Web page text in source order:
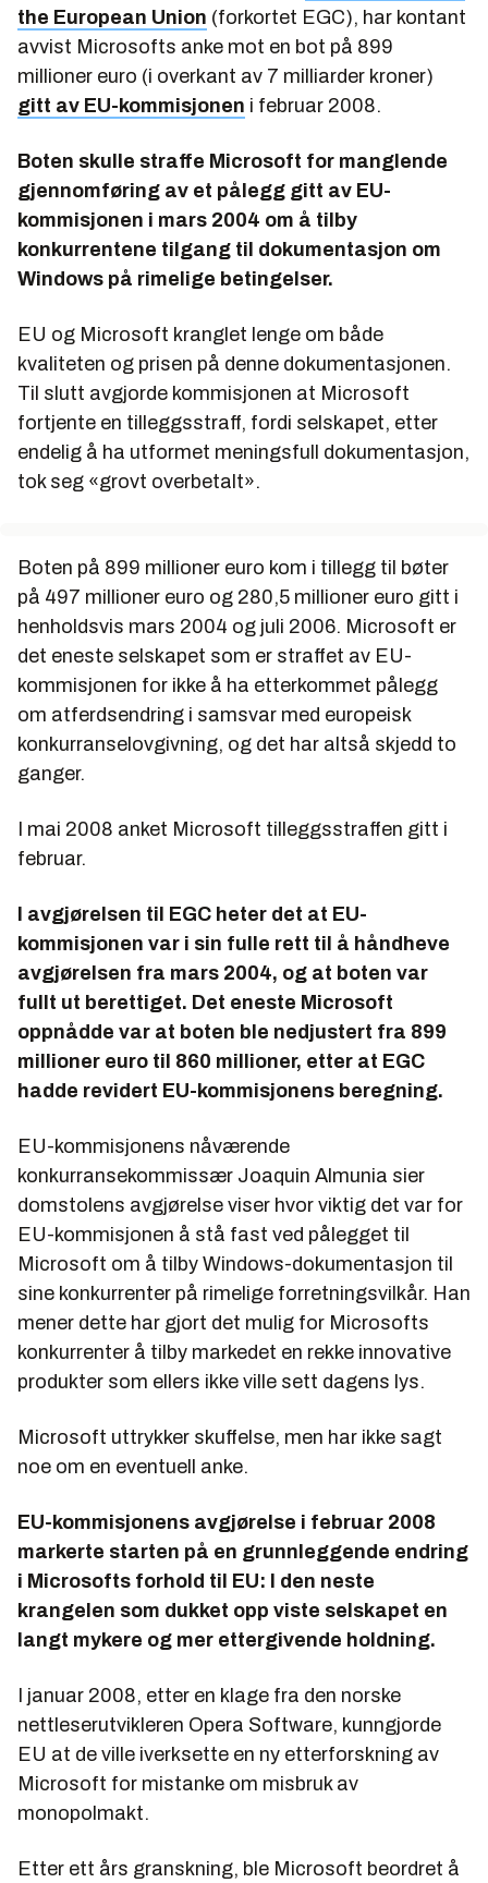
the European Union (forkortet EGC), har kontant
avvist Microsofts anke mot en bot på 899
millioner euro (i overkant av 7 milliarder kroner)
gitt av EU-kommisjonen i februar 2008.
Boten skulle straffe Microsoft for manglende
gjennomføring av et pålegg gitt av EU-
kommisjonen i mars 2004 om å tilby
konkurrentene tilgang til dokumentasjon om
Windows på rimelige betingelser.
EU og Microsoft kranglet lenge om både
kvaliteten og prisen på denne dokumentasjonen.
Til slutt avgjorde kommisjonen at Microsoft
fortjente en tilleggsstraff, fordi selskapet, etter
endelig å ha utformet meningsfull dokumentasjon,
tok seg «grovt overbetalt».
Boten på 899 millioner euro kom i tillegg til bøter
på 497 millioner euro og 280,5 millioner euro gitt i
henholdsvis mars 2004 og juli 2006. Microsoft er
det eneste selskapet som er straffet av EU-
kommisjonen for ikke å ha etterkommet pålegg
om atferdsendring i samsvar med europeisk
konkurranselovgivning, og det har altså skjedd to
ganger.
I mai 2008 anket Microsoft tilleggsstraffen gitt i
februar.
I avgjørelsen til EGC heter det at EU-
kommisjonen var i sin fulle rett til å håndheve
avgjørelsen fra mars 2004, og at boten var
fullt ut berettiget. Det eneste Microsoft
oppnådde var at boten ble nedjustert fra 899
millioner euro til 860 millioner, etter at EGC
hadde revidert EU-kommisjonens beregning.
EU-kommisjonens nåværende
konkurransekommissær Joaquin Almunia sier
domstolens avgjørelse viser hvor viktig det var for
EU-kommisjonen å stå fast ved pålegget til
Microsoft om å tilby Windows-dokumentasjon til
sine konkurrenter på rimelige forretningsvilkår. Han
mener dette har gjort det mulig for Microsofts
konkurrenter å tilby markedet en rekke innovative
produkter som ellers ikke ville sett dagens lys.
Microsoft uttrykker skuffelse, men har ikke sagt
noe om en eventuell anke.
EU-kommisjonens avgjørelse i februar 2008
markerte starten på en grunnleggende endring
i Microsofts forhold til EU: I den neste
krangelen som dukket opp viste selskapet en
langt mykere og mer ettergivende holdning.
I januar 2008, etter en klage fra den norske
nettleserutvikleren Opera Software, kunngjorde
EU at de ville iverksette en ny etterforskning av
Microsoft for mistanke om misbruk av
monopolmakt.
Etter ett års granskning, ble Microsoft beordret å